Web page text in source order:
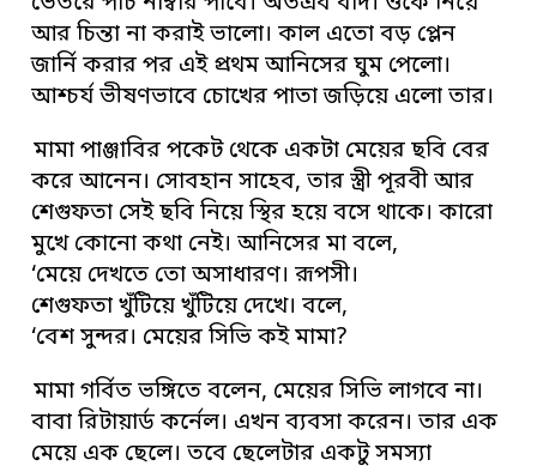
আর চিন্তা না করাই ভালো। কাল এতো বড় প্লেন
জার্নি করার পর এই প্রথম আনিসের ঘুম পেলো।
আশ্চর্য ভীষণভাবে চোখের পাতা জড়িয়ে এলো তার।
মামা পাঞ্জাবির পকেট থেকে একটা মেয়ের ছবি বের
করে আনেন। সোবহান সাহেব, তার স্ত্রী পূরবী আর
শেগুফতা সেই ছবি নিয়ে স্থির হয়ে বসে থাকে। কারো
মুখে কোনো কথা নেই। আনিসের মা বলে,
‘মেয়ে দেখতে তো অসাধারণ। রূপসী।
শেগুফতা খুঁটিয়ে খুঁটিয়ে দেখে। বলে,
‘বেশ সুন্দর। মেয়ের সিভি কই মামা?
মামা গর্বিত ভঙ্গিতে বলেন, মেয়ের সিভি লাগবে না।
বাবা রিটায়ার্ড কর্নেল। এখন ব্যবসা করেন। তার এক
মেয়ে এক ছেলে। তবে ছেলেটার একটু সমস্যা